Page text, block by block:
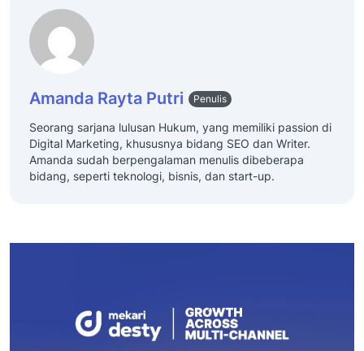
Amanda Rayta Putri Penulis
Seorang sarjana lulusan Hukum, yang memiliki passion di
Digital Marketing, khususnya bidang SEO dan Writer.
Amanda sudah berpengalaman menulis dibeberapa
bidang, seperti teknologi, bisnis, dan start-up.